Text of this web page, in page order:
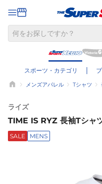
スポーツ・カテゴリ
メンズアパレル Tシャツ
ライズ
TIME IS RYZ 長袖Tシ
SALE MENS